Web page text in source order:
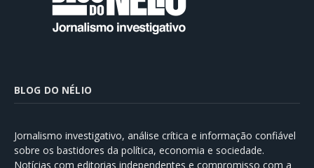
BLOG DO NÉLIO
Jornalismo investigativo, análise crítica e informação confiável
sobre os bastidores da política, economia e sociedade.
Notícias com editorias independentes e compromisso com a